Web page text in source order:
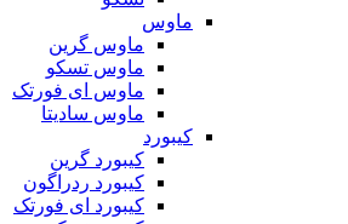
ماوس
ماوس گرین
ماوس تسکو
ماوس ای فورتک
ماوس سادیتا
کیبورد
کیبورد گرین
کیبورد ردراگون
کیبورد ای فورتک